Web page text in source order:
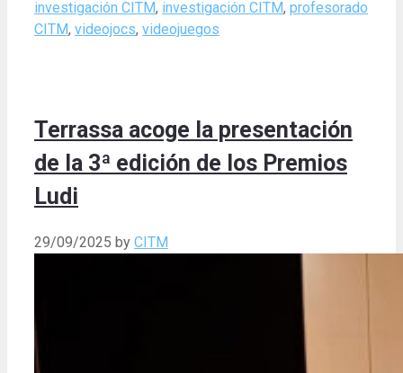
investigación CITM, investigación CITM, profesorado
CITM, videojocs, videojuegos
Terrassa acoge la presentación
de la 3ª edición de los Premios
Ludi
29/09/2025 by CITM